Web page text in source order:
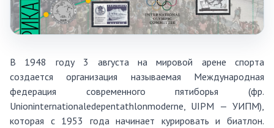
В 1948 году 3 августа на мировой арене спорта
создаетсяорганизация называемая Международная
федерация современного пятиборья (фр.
Unioninternationaledepentathlonmoderne , UIPM — УИПМ),
которая с 1953 года начинает курировать и биатлон.